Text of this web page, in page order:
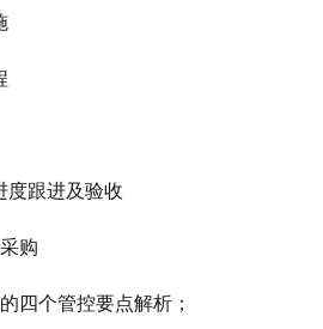
跟进及验收
购
个管控要点解析；